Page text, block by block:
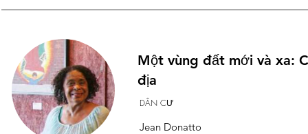
Một vùng đất mới và xa:
địa
DÂN CƯ
Jean Donatto